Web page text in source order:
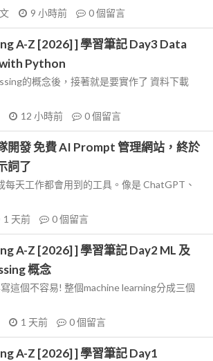
9 小時前 0個留言
A-Z [2026] ] 學習筆記 Day3 Data
Python
的概念後，接著就是要實作了 資料下載
12 小時前 0個留言
開發 免費 AI Prompt 管理網站，終於
詞了
每天工作都會用到的工具。像是 ChatGPT、
1 天前 0個留言
A-Z [2026] ] 學習筆記 Day2 ML 及
概念
這個不容易! 整個machine learning分成三個
1 天前 0個留言
A-Z [2026] ] 學習筆記 Day1